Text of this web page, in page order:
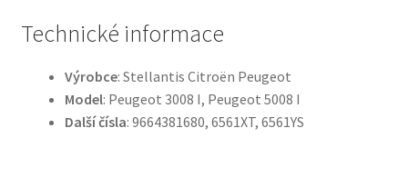
Technické informace
Výrobce: Stellantis Citroën Peugeot
Model: Peugeot 3008 I, Peugeot 5008 I
Další čísla: 9664381680, 6561XT, 6561YS